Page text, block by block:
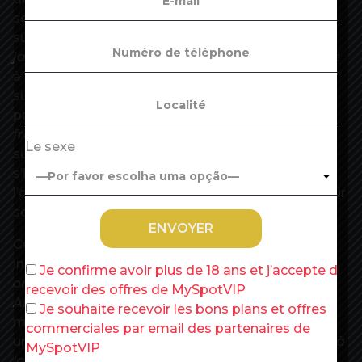
se faire injecter leur première dose à l’hôpital. La
, avec l’éligibilité des plus de 75 ans vivant
à domicile, soit 5 millions de personnes
supplémentaires, a-t-il aussi annoncé. Certains
sur place. Enfin, pour le reste des Français qui
s’impatientent, le ministre de la Santé a annoncé
l’ouverture prochaine des inscriptions en ligne pour
se faire vacciner.
Cette accélération est cependant jugée encore
insuffisante par certains.« Pourquoi ne vaccine-t-
on pas simplement ? Comme les Israéliens, les
Anglais ou les Allemands ? », ont demandé ce
mardi dans une tribune publiée par « Le Parisien »
une trentaine de médecins, réclamant
Le sexe
Je confirme avoir plus de 18 ans et j’accepte de
recevoir des offres de MySpotVIP
Je souhaite recevoir les bons plans et offres
commerciales par email des partenaires de
MySpotVIP